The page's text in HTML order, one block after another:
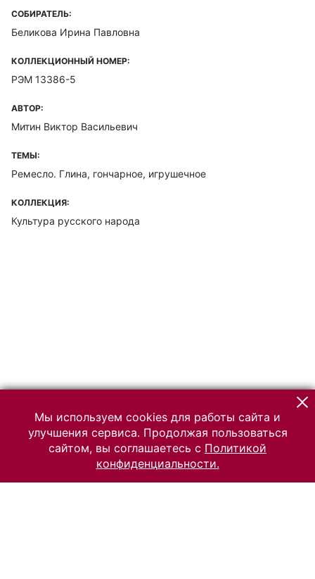
СОБИРАТЕЛЬ:
Беликова Ирина Павловна
КОЛЛЕКЦИОННЫЙ НОМЕР:
РЭМ 13386-5
АВТОР:
Митин Виктор Васильевич
ТЕМЫ:
Ремесло. Глина, гончарное, игрушечное
КОЛЛЕКЦИЯ:
Культура русского народа
Мы используем cookies для работы сайта и
улучшения сервиса. Продолжая пользоваться
сайтом, вы соглашаетесь с Политикой
конфиденциальности.